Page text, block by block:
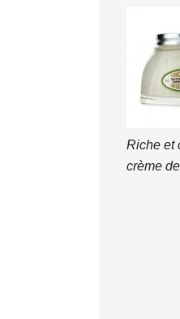
Riche et
crème